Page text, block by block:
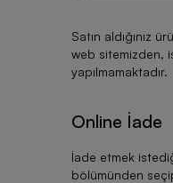
Satın aldığınız
web sitemizden,
yapılmamaktadır.
Online İade
İade etmek
bölümünden